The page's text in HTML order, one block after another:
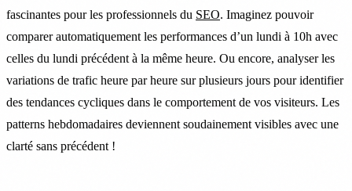
fascinantes pour les professionnels du SEO. Imaginez pouvoir
comparer automatiquement les performances d’un lundi à 10h avec
celles du lundi précédent à la même heure. Ou encore, analyser les
variations de trafic heure par heure sur plusieurs jours pour identifier
des tendances cycliques dans le comportement de vos visiteurs. Les
patterns hebdomadaires deviennent soudainement visibles avec une
clarté sans précédent !